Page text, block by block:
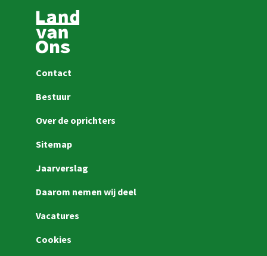
Contact
Bestuur
Over de oprichters
Sitemap
Jaarverslag
Daarom nemen wij deel
Vacatures
Cookies